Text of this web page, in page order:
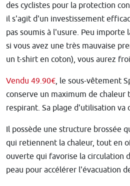
des cyclistes pour la protection
il s'agit d'un investissement
pas soumis à l'usure. Peu importe
si vous avez une très mauvaise
un t-shirt en coton), vous aurez
Vendu 49.90€, le sous-vêtement
conserve un maximum de
respirant. Sa plage d'utilisation va
Il possède une structure brossée
qui retiennent la chaleur, tout en
ouverte qui favorise la circulation
peau pour accélérer l'évacuation